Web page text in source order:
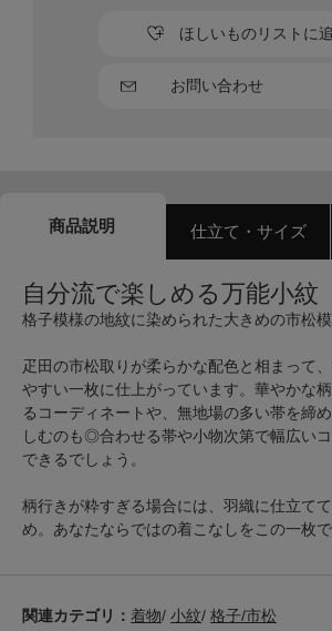
お問い合わせ
ほしいものリストに
商品説明 仕立て・サイズ
自分流で楽しめる万能小紋
格子模様の地紋に染められた大きめの市松模
疋田の市松取りが柔らかな配色と相まって
やすい一枚に仕上がっています。華やかな
るコーディネートや、無地場の多い帯を締
しむのも◎合わせる帯や小物次第で幅広い
できるでしょう。
柄行きが粋すぎる場合には、羽織に仕立て
め。あなたならではの着こなしをこの一枚で
関連カテゴリ： 着物/ 小紋/ 格子/市松